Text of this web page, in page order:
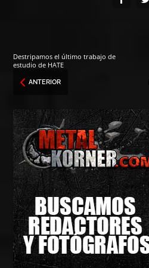
Destripamos el último trabajo de
estudio de HATE
ANTERIOR